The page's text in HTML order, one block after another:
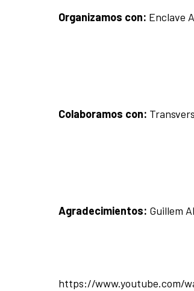
Organizamos con: Enclave
Colaboramos con:
Agradecimientos: Guillem
https://www.youtube.com/